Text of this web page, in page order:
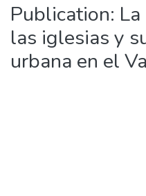
Publication:
las iglesias y
urbana en el